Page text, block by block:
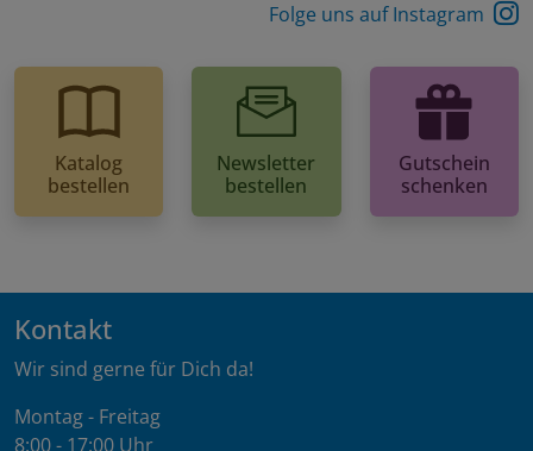
Folge uns auf Instagram
Katalog
bestellen
Newsletter
bestellen
Gutschein
schenken
Kontakt
Wir sind gerne für Dich da!
Montag - Freitag
8:00 - 17:00 Uhr